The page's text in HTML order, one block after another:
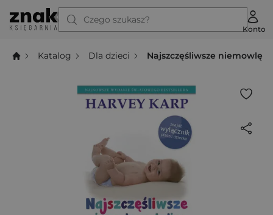
Czego szukasz?
Konto
Katalog Dla dzieci Najszczęśliwsze niemowlę